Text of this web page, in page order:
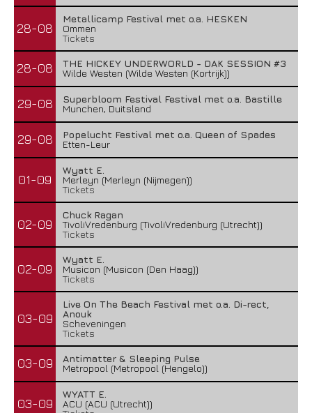
28-08
Metallicamp Festival met o.a. HESKEN
Ommen
Tickets
28-08
THE HICKEY UNDERWORLD - DAK SESSION #3
Wilde Westen (Wilde Westen (Kortrijk))
29-08
Superbloom Festival Festival met o.a. Bastille
Munchen, Duitsland
29-08
Popelucht Festival met o.a. Queen of Spades
Etten-Leur
01-09
Wyatt E.
Merleyn (Merleyn (Nijmegen))
Tickets
02-09
Chuck Ragan
TivoliVredenburg (TivoliVredenburg (Utrecht))
Tickets
02-09
Wyatt E.
Musicon (Musicon (Den Haag))
Tickets
03-09
Live On The Beach Festival met o.a. Di-rect,
Anouk
Scheveningen
Tickets
03-09
Antimatter & Sleeping Pulse
Metropool (Metropool (Hengelo))
03-09
WYATT E.
ACU (ACU (Utrecht))